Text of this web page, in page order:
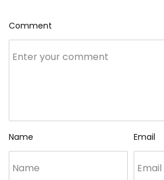
Comment
Name Email